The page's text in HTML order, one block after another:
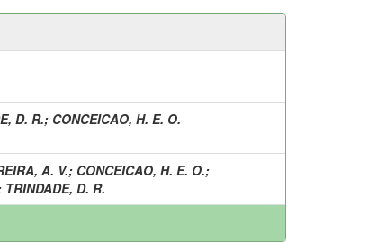
D. R.; CONCEICAO, H. E. O.
A. V.; CONCEICAO, H. E. O.;
TRINDADE, D. R.